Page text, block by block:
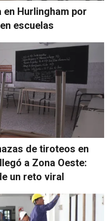
Hurlingham por
escuelas
de tiroteos en
a Zona Oeste:
un reto viral